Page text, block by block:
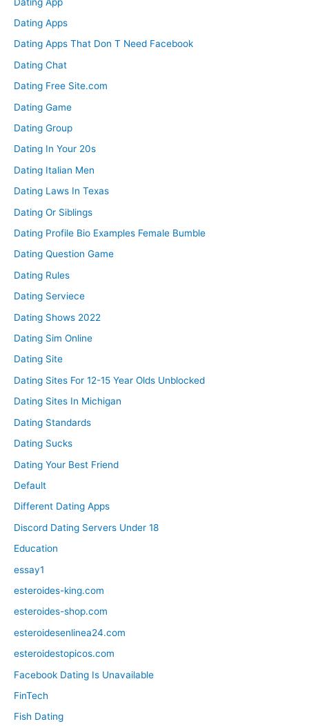
Dating Apps
Dating Apps That Don T Need Facebook
Dating Chat
Dating Free Site.com
Dating Game
Dating Group
Dating In Your 20s
Dating Italian Men
Dating Laws In Texas
Dating Or Siblings
Dating Profile Bio Examples Female Bumble
Dating Question Game
Dating Rules
Dating Serviece
Dating Shows 2022
Dating Sim Online
Dating Site
Dating Sites For 12-15 Year Olds Unblocked
Dating Sites In Michigan
Dating Standards
Dating Sucks
Dating Your Best Friend
Default
Different Dating Apps
Discord Dating Servers Under 18
Education
essay1
esteroides-king.com
esteroides-shop.com
esteroidesenlinea24.com
esteroidestopicos.com
Facebook Dating Is Unavailable
FinTech
Fish Dating